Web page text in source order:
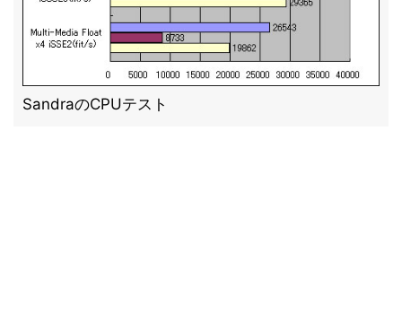
SandraのCPUテスト